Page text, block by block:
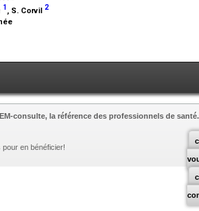
1 , S. Corvil 2
consulte, la référence des professionnels de santé.
en bénéficier!